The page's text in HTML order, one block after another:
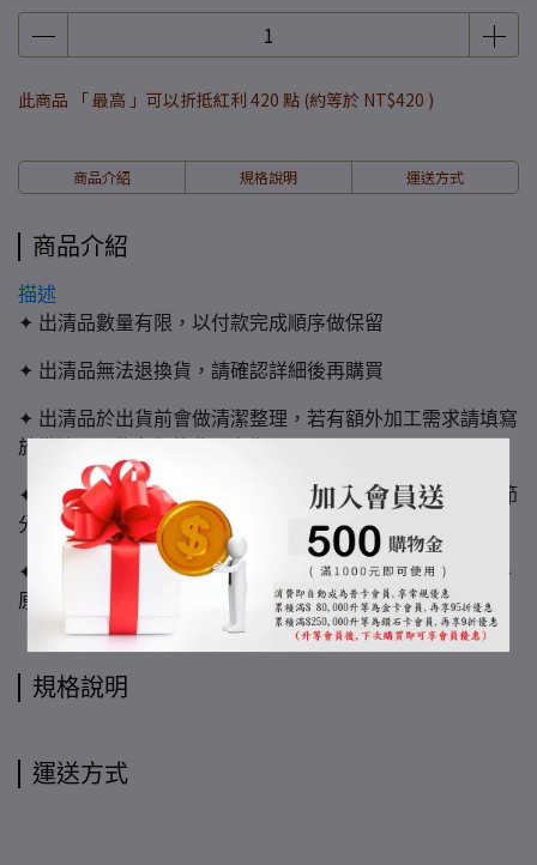
此商品 「 最高 」可以折抵紅利 420 點 (約等於 NT$420 )
商品介紹 規格說明 運送方式
商品介紹
描述
✦ 出清品數量有限，以付款完成順序做保留
✦ 出清品無法退換貨，請確認詳細後再購買
✦ 出清品於出貨前會做清潔整理，若有額外加工需求請填寫
於備註，可能有額外費用產生
✦ 實木屬「非均質材料」，購買必須認同紋路、色澤、木節
分布無法一致，亦不可指定
✦ 色票僅供參考用，實際顏色可能因環境光線、螢幕載具、
原木自然色差等有些許不同
規格說明
運送方式